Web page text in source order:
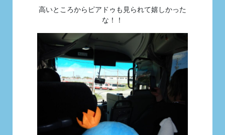
高いところからピアドゥも見られて嬉しかった
な！！